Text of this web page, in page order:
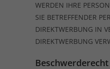
WERDEN IHRE
SIE BETREFFENDER
DIREKTWERBUNG IN
DIREKTWERBUNG